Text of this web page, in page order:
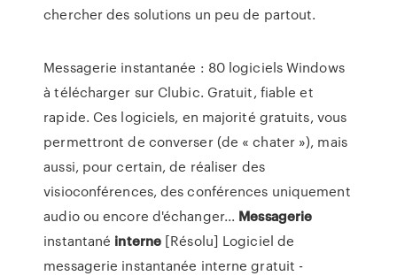
chercher des solutions un peu de partout.
Messagerie instantanée : 80 logiciels Windows
à télécharger sur Clubic. Gratuit, fiable et
rapide. Ces logiciels, en majorité gratuits, vous
permettront de converser (de « chater »), mais
aussi, pour certain, de réaliser des
visioconférences, des conférences uniquement
audio ou encore d'échanger... Messagerie
instantané interne [Résolu] Logiciel de
messagerie instantanée interne gratuit -